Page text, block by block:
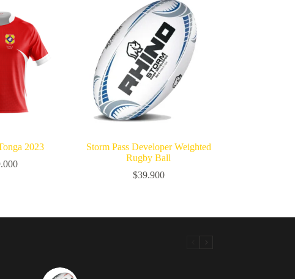
2023
Storm Pass Developer Weighted
Rugby Ball
$39.900